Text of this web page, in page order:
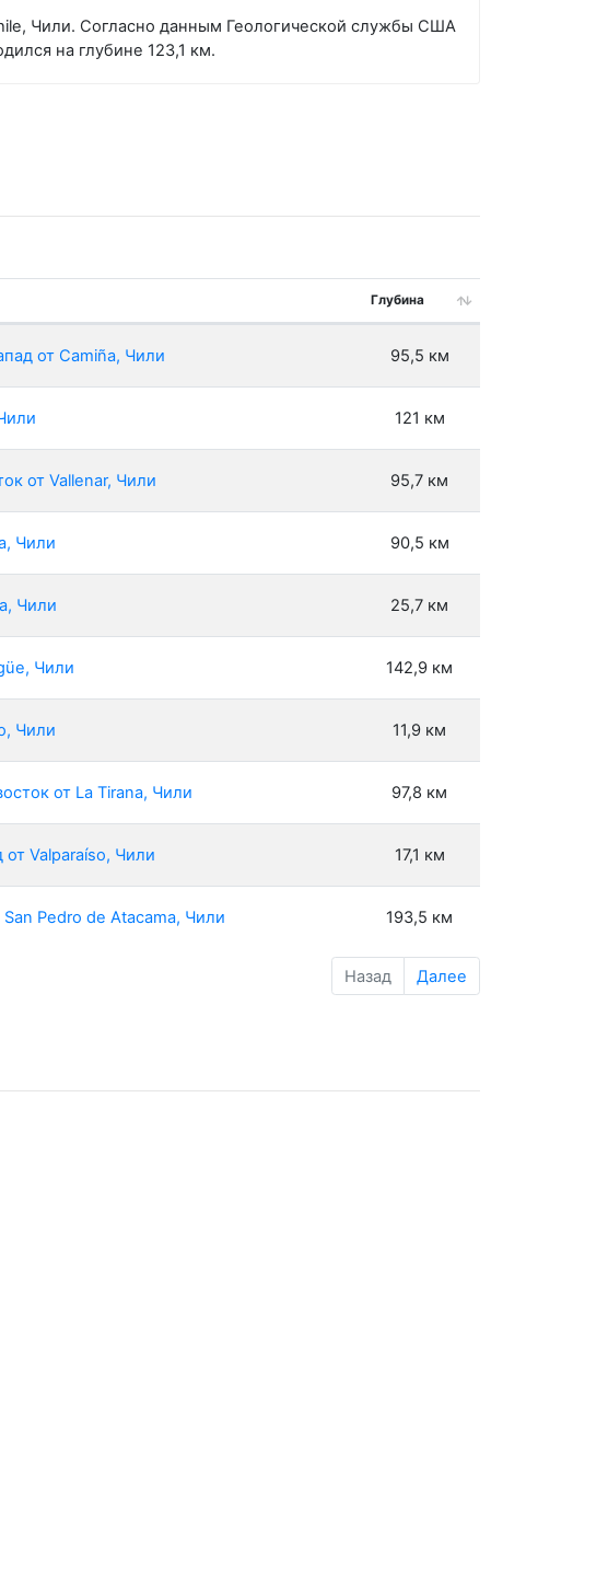
Чили. Согласно данным Геологической службы США
на глубине 123,1 км.
Глубина
от Camiña, Чили 95,5 км
121 км
от Vallenar, Чили 95,7 км
Чили 90,5 км
Чили 25,7 км
Чили 142,9 км
Чили 11,9 км
от La Tirana, Чили 97,8 км
Valparaíso, Чили 17,1 км
Pedro de Atacama, Чили 193,5 км
Назад Далее